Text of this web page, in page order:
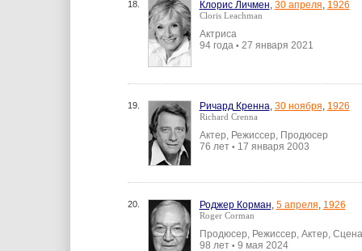
18. Клорис Личмен, 30 апреля, 1926
Cloris Leachman
Актриса
94 года • 27 января 2021
19. Ричард Кренна, 30 ноября, 1926
Richard Crenna
Актер, Режиссер, Продюсер
76 лет • 17 января 2003
20. Роджер Корман, 5 апреля, 1926
Roger Corman
Продюсер, Режиссер, Актер,
98 лет • 9 мая 2024